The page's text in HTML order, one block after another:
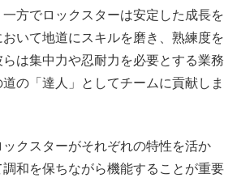
方でロックスターは安定した成長を
いて地道にスキルを磨き、熟練度を
は集中力や忍耐力を必要とする業務
の「達人」としてチームに貢献しま
クスターがそれぞれの特性を活か
和を保ちながら機能することが重要